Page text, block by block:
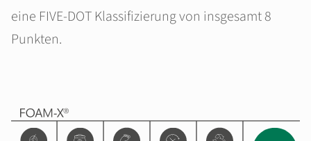
eine FIVE-DOT Klassifizierung von insgesamt 8
Punkten.